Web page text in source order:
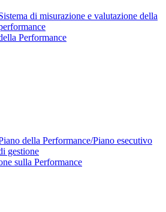
di misurazione e valutazione della
Performance
della Performance/Piano esecutivo
gestione
sulla Performance